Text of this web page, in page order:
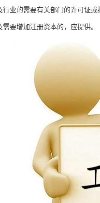
业的需要有关部门的许可证或
要增加注册资本的，应提供。